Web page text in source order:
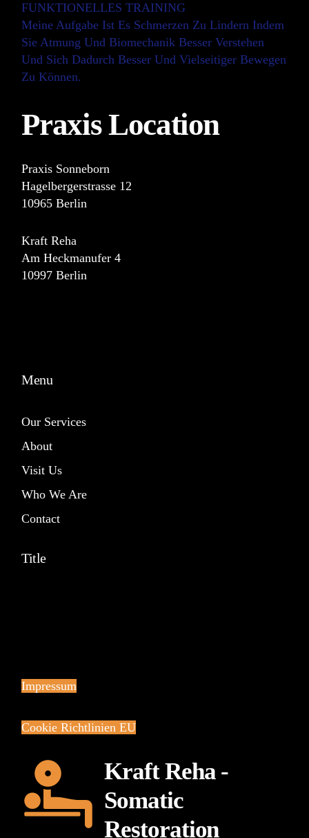
FUNKTIONELLES TRAINING
Meine Aufgabe Ist Es Schmerzen Zu Lindern Indem
Sie Atmung Und Biomechanik Besser Verstehen
Und Sich Dadurch Besser Und Vielseitiger Bewegen
Zu Können.
Praxis Location
Praxis Sonneborn
Hagelbergerstrasse 12
10965 Berlin
Kraft Reha
Am Heckmanufer 4
10997 Berlin
Menu
Our Services
About
Visit Us
Who We Are
Contact
Title
Impressum
Cookie Richtlinien EU
Kraft Reha -
Somatic
Restoration